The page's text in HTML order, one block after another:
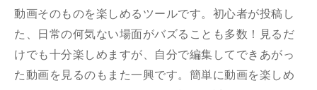
動画そのものを楽しめるツールです。初心者が投稿し
た、日常の何気ない場面がバズることも多数！見るだ
けでも十分楽しめますが、自分で編集してできあがっ
た動画を見るのもまた一興です。簡単に動画を楽しめ